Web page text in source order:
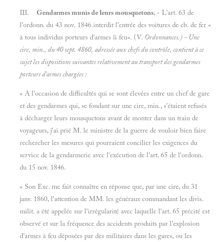
III. Gendarmes munis de leurs mousquetons. - L'art. 63 de
l'ordonn. du 43 nov. 1846 interdit l'entrée des voitures de cb. de fer «
à tous individus porteurs d'armes îi feu». (V. Ordonnances.) - Une
cire, min., du 40 sept. 4860, adressée aux chefs du contrôle, contient à ce
sujet les dispositions suivantes relativement au transport des gendarmes
porteurs d'armes chargées :
« A l'occasion de difficultés qui se sont élevées entre un chef de gare
et des gendarmes qui, se fondant sur une cire, min., s'étaient refusés
à décharger leurs mousquetons avant de monter dans un train de
voyageurs, j'ai prié M. le ministre de la guerre de vouloir bien faire
rechercher les mesures qui pourraient concilier les exigences du
service de la gendarmerie avec l'exécution de l'art. 65 de l'ordonn.
du 15 nov. 1846.
« Son Exc. me fait connaître en réponse que, par une cire, du 31
janv. 1860, l'attention de MM. les généraux commandant les divis.
milit. a été appelée sur l'irrégularité avec laquelle l'art. 65 précité est
observé et sur la fréquence des accidents produits par l'explosion
d'armes à feu déposées par des militaires dans les gares, ou les